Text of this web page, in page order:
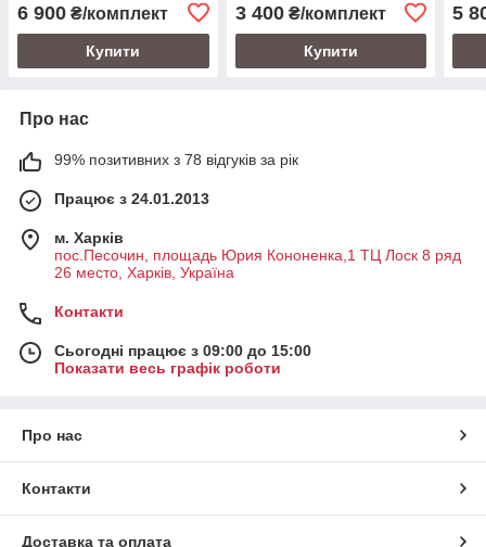
6 900 ₴/комплект
Купити
3 400₴/комплект
Купити
5
Про нас
99% позитивних з 78 відгуків за рік
Працює з 24.01.2013
м. Харків
пос.Песочин, площадь Юрия Кононенка,1 ТЦ Лоск 8 ряд
26 место, Харків, Україна
Контакти
Сьогодні працює з 09:00 до 15:00
Показати весь графік роботи
Про нас
Контакти
Доставка та оплата